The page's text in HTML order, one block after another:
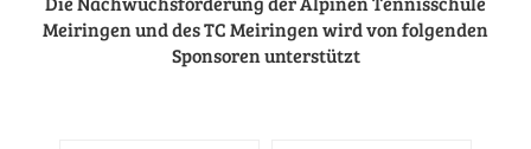
Meiringen und des TC Meiringen wird von folgenden
Sponsoren unterstützt